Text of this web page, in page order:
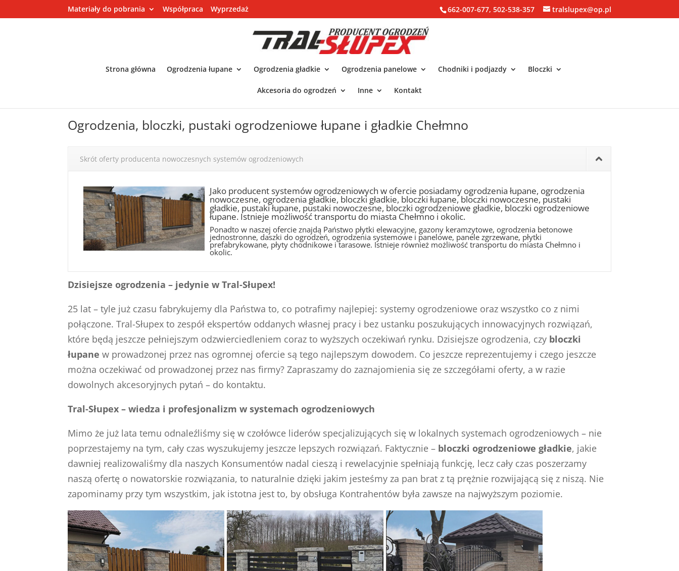
662-007-677, 502-538-357 tralslupex@op.pl
Materiały do pobrania Współpraca Wyprzedaż
Strona główna Ogrodzenia łupane Ogrodzenia gładkie Ogrodzenia panelowe Chodniki i podjazdy Bloczki
Akcesoria do ogrodzeń Inne Kontakt
Ogrodzenia, bloczki, pustaki ogrodzeniowe łupane i gładkie Chełmno
Skrót oferty producenta nowoczesnych systemów ogrodzeniowych
Jako producent systemów ogrodzeniowych w ofercie posiadamy ogrodzenia łupane, ogrodzenia
nowoczesne, ogrodzenia gładkie, bloczki gładkie, bloczki łupane, bloczki nowoczesne, pustaki
gładkie, pustaki łupane, pustaki nowoczesne, bloczki ogrodzeniowe gładkie, bloczki ogrodzeniowe
łupane. Istnieje możliwość transportu do miasta Chełmno i okolic.
Ponadto w naszej ofercie znajdą Państwo płytki elewacyjne, gazony keramzytowe, ogrodzenia betonowe
jednostronne, daszki do ogrodzeń, ogrodzenia systemowe i panelowe, panele zgrzewane, płytki
prefabrykowane, płyty chodnikowe i tarasowe. Istnieje również możliwość transportu do miasta Chełmno i
okolic.
Dzisiejsze ogrodzenia – jedynie w Tral-Słupex!
25 lat – tyle już czasu fabrykujemy dla Państwa to, co potrafimy najlepiej: systemy ogrodzeniowe oraz wszystko co z nimi
połączone. Tral-Słupex to zespół ekspertów oddanych własnej pracy i bez ustanku poszukujących innowacyjnych rozwiązań,
które będą jeszcze pełniejszym odzwierciedleniem coraz to wyższych oczekiwań rynku. Dzisiejsze ogrodzenia, czy bloczki
łupane w prowadzonej przez nas ogromnej ofercie są tego najlepszym dowodem. Co jeszcze reprezentujemy i czego jeszcze
można oczekiwać od prowadzonej przez nas firmy? Zapraszamy do zaznajomienia się ze szczegółami oferty, a w razie
dowolnych akcesoryjnych pytań – do kontaktu.
Tral-Słupex – wiedza i profesjonalizm w systemach ogrodzeniowych
Mimo że już lata temu odnaleźliśmy się w czołówce liderów specjalizujących się w lokalnych systemach ogrodzeniowych – nie
poprzestajemy na tym, cały czas wyszukujemy jeszcze lepszych rozwiązań. Faktycznie – bloczki ogrodzeniowe gładkie, jakie
dawniej realizowaliśmy dla naszych Konsumentów nadal cieszą i rewelacyjnie spełniają funkcję, lecz cały czas poszerzamy
naszą ofertę o nowatorskie rozwiązania, to naturalnie dzięki jakim jesteśmy za pan brat z tą prężnie rozwijającą się z niszą. Nie
zapominamy przy tym wszystkim, jak istotna jest to, by obsługa Kontrahentów była zawsze na najwyższym poziomie.